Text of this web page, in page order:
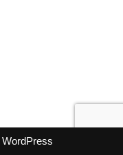
WordPress